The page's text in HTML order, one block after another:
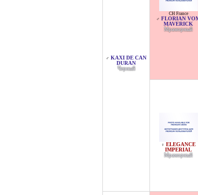
♂ KAXI DE CAN
DURAN
Черный
CH France
♂ FLORIAN
MAVERICK
Мраморный
♀ ELEGANCE
IMPERIAL
Мраморный